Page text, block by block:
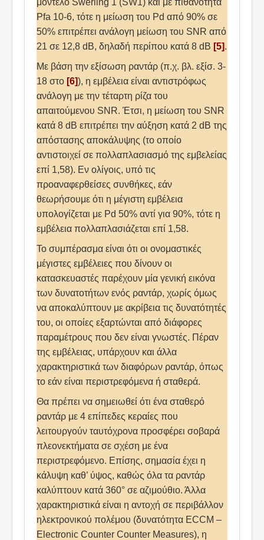
Pfa 10-6, τότε η μείωση του Pd από 90% σε
50% επιτρέπει ανάλογη μείωση του SNR από
21 σε 12,8 dB, δηλαδή περίπου κατά 8 dB [5].
Με βάση την εξίσωση ραντάρ (π.χ. βλ. εξίσ. 3-
18 στο [6]), η εμβέλεια είναι αντιστρόφως
ανάλογη με την τέταρτη ρίζα του
απαιτούμενου SNR. Έτσι, η μείωση του SNR
κατά 8 dB επιτρέπει την αύξηση κατά 2 dB της
απόστασης αποκάλυψης (το οποίο
αντιστοιχεί σε πολλαπλασιασμό της εμβελείας
επί 1,58). Εν ολίγοις, υπό τις
προαναφερθείσες συνθήκες, εάν
θεωρήσουμε ότι η μέγιστη εμβέλεια
υπολογίζεται με Pd 50% αντί για 90%, τότε η
εμβέλεια πολλαπλασιάζεται επί 1,58.
Το συμπέρασμα είναι ότι οι ονομαστικές
μέγιστες εμβέλειες που δίνουν οι
κατασκευαστές παρέχουν μία γενική εικόνα
των δυνατοτήτων ενός ραντάρ, χωρίς όμως
να αποκαλύπτουν με ακρίβεια τις δυνατότητές
του, οι οποίες εξαρτώνται από διάφορες
παραμέτρους που δεν είναι γνωστές. Πέραν
της εμβέλειας, υπάρχουν και άλλα
χαρακτηριστικά των διαφόρων ραντάρ, όπως
το εάν είναι περιστρεφόμενα ή σταθερά.
Θα πρέπει να σημειωθεί ότι ένα σταθερό
ραντάρ με 4 επίπεδες κεραίες που
λειτουργούν ταυτόχρονα προσφέρει σοβαρά
πλεονεκτήματα σε σχέση με ένα
περιστρεφόμενο. Επίσης, σημασία έχει η
κάλυψη καθ’ ύψος, καθώς όλα τα ραντάρ
καλύπτουν κατά 360° σε αζιμούθιο. Άλλα
χαρακτηριστικά είναι η αντοχή σε περιβάλλον
ηλεκτρονικού πολέμου (δυνατότητα ECCM –
Electronic Counter Counter Measures), η